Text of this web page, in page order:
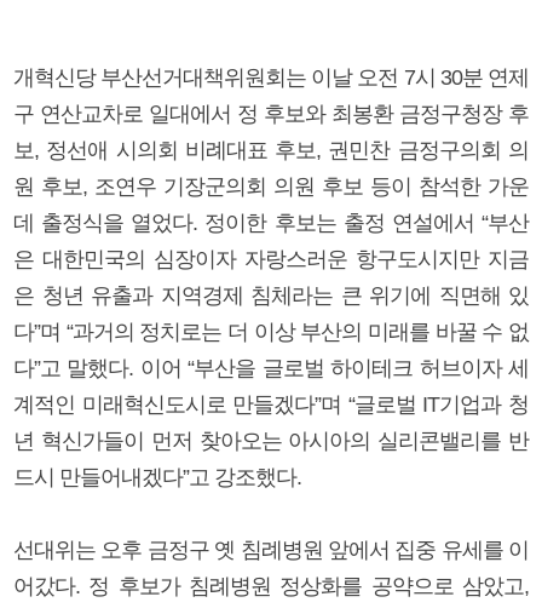
개혁신당 부산선거대책위원회는 이날 오전 7시 30분 연제
구 연산교차로 일대에서 정 후보와 최봉환 금정구청장 후
보, 정선애 시의회 비례대표 후보, 권민찬 금정구의회 의
원 후보, 조연우 기장군의회 의원 후보 등이 참석한 가운
데 출정식을 열었다. 정이한 후보는 출정 연설에서 “부산
은 대한민국의 심장이자 자랑스러운 항구도시지만 지금
은 청년 유출과 지역경제 침체라는 큰 위기에 직면해 있
다”며 “과거의 정치로는 더 이상 부산의 미래를 바꿀 수 없
다”고 말했다. 이어 “부산을 글로벌 하이테크 허브이자 세
계적인 미래혁신도시로 만들겠다”며 “글로벌 IT기업과 청
년 혁신가들이 먼저 찾아오는 아시아의 실리콘밸리를 반
드시 만들어내겠다”고 강조했다.
선대위는 오후 금정구 옛 침례병원 앞에서 집중 유세를 이
어갔다. 정 후보가 침례병원 정상화를 공약으로 삼았고,